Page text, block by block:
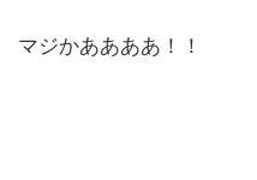
マジかああああ！！